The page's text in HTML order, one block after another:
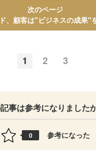
次のページ
、顧客は"ビジネスの成果"
1 2 3
事は参考になりました
0 参考になった